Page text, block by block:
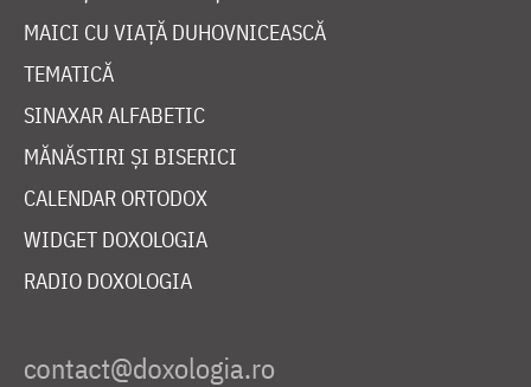
MAICI CU VIAȚĂ DUHOVNICEASCĂ
TEMATICĂ
SINAXAR ALFABETIC
MĂNĂSTIRI ȘI BISERICI
CALENDAR ORTODOX
WIDGET DOXOLOGIA
RADIO DOXOLOGIA